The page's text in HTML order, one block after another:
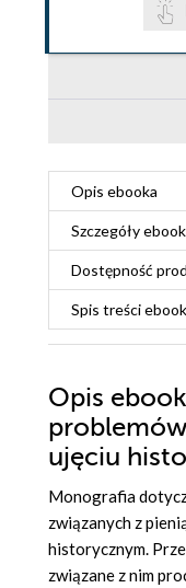
Opis ebooka
Szczegóły
Dostępność
Spis treści
Opis
ujęciu
Monografia
związanych z
historycznym.
związane z nim